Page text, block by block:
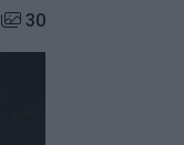
Liczba zdjęć w galerii:
30